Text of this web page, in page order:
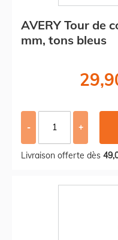
AVERY Tour de
mm, tons bleus
- +
Livraison offerte dès